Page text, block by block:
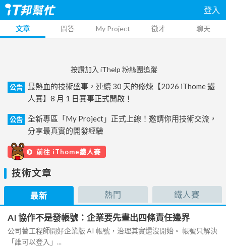
登入
文章 問答 My Project 徵才 聊天
按讚加入 iThelp 粉絲團追蹤
公告
最熱血的技術盛事，連續 30 天的修煉【2026 iThome 鐵
人賽】8 月 1 日賽事正式開啟！
公告
全新專區「My Project」正式上線！邀請你用技術交流，
分享最真實的開發經驗
前往 iThome鐵人賽
技術文章
最新 熱門 鐵人賽
AI 協作不是發帳號：企業要先畫出四條責任邊界
公司替工程師開好企業版 AI 帳號，治理其實還沒開始。 帳號只解決
「誰可以登入」...